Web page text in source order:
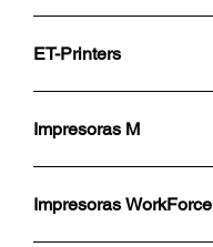
ET-Printers
Impresoras M
Impresoras WorkForce